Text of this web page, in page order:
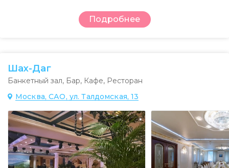
Подробнее
Шах-Даг
Банкетный зал, Бар, Кафе, Ресторан
Москва, САО, ул. Талдомская, 13